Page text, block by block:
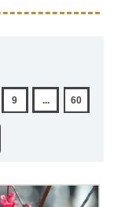
9 ... 60